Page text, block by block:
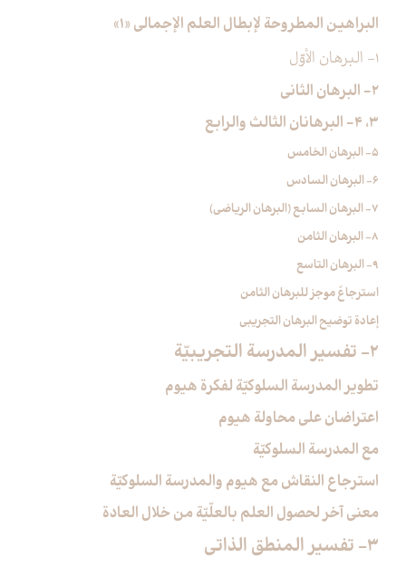
البراهين المطروحة لإبطال العلم الإجمالي «1»
1- البرهان الأوّل
2- البرهان الثاني
3، 4- البرهانان الثالث والرابع
5- البرهان الخامس
6- البرهان السادس
7- البرهان السابع (البرهان الرياضي)
8- البرهان الثامن
9- البرهان التاسع
استرجاعٌ موجز للبرهان الثامن
إعادة توضيح البرهان التجريبي
2- تفسير المدرسة التجريبيّة
تطوير المدرسة السلوكيّة لفكرة هيوم
اعتراضان على محاولة هيوم
مع المدرسة السلوكيّة
استرجاع النقاش مع هيوم والمدرسة السلوكيّة
معنى آخر لحصول العلم بالعلّيّة من خلال العادة
3- تفسير المنطق الذاتي‏